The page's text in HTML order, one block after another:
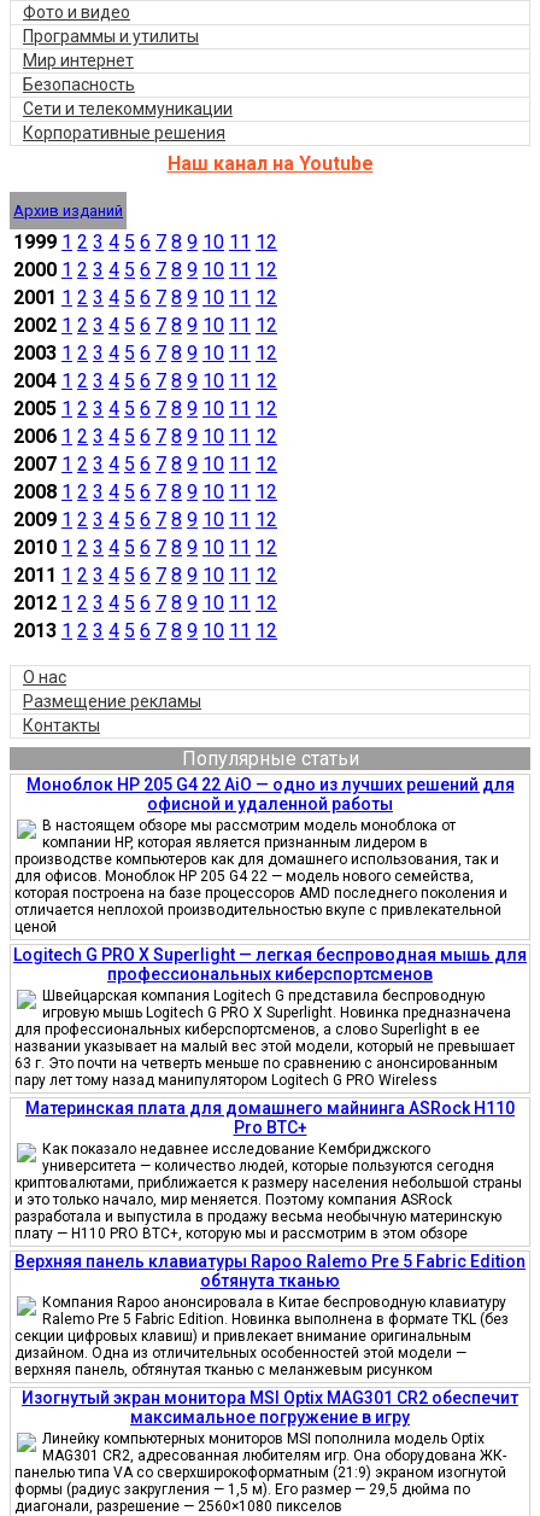
Фото и видео
Программы и утилиты
Мир интернет
Безопасность
Сети и телекоммуникации
Корпоративные решения
Наш канал на Youtube
Архив изданий
1999 1 2 3 4 5 6 7 8 9 10 11 12
2000 1 2 3 4 5 6 7 8 9 10 11 12
2001 1 2 3 4 5 6 7 8 9 10 11 12
2002 1 2 3 4 5 6 7 8 9 10 11 12
2003 1 2 3 4 5 6 7 8 9 10 11 12
2004 1 2 3 4 5 6 7 8 9 10 11 12
2005 1 2 3 4 5 6 7 8 9 10 11 12
2006 1 2 3 4 5 6 7 8 9 10 11 12
2007 1 2 3 4 5 6 7 8 9 10 11 12
2008 1 2 3 4 5 6 7 8 9 10 11 12
2009 1 2 3 4 5 6 7 8 9 10 11 12
2010 1 2 3 4 5 6 7 8 9 10 11 12
2011 1 2 3 4 5 6 7 8 9 10 11 12
2012 1 2 3 4 5 6 7 8 9 10 11 12
2013 1 2 3 4 5 6 7 8 9 10 11 12
О нас
Размещение рекламы
Контакты
Популярные статьи
Моноблок HP 205 G4 22 AiO — одно из лучших решений для
офисной и удаленной работы
В настоящем обзоре мы рассмотрим модель моноблока от
компании HP, которая является признанным лидером в
производстве компьютеров как для домашнего использования, так и
для офисов. Моноблок HP 205 G4 22 — модель нового семейства,
которая построена на базе процессоров AMD последнего поколения и
отличается неплохой производительностью вкупе с привлекательной
ценой
Logitech G PRO X Superlight — легкая беспроводная мышь для
профессиональных киберспортсменов
Швейцарская компания Logitech G представила беспроводную
игровую мышь Logitech G PRO X Superlight. Новинка предназначена
для профессиональных киберспортсменов, а слово Superlight в ее
названии указывает на малый вес этой модели, который не превышает
63 г. Это почти на четверть меньше по сравнению с анонсированным
пару лет тому назад манипулятором Logitech G PRO Wireless
Материнская плата для домашнего майнинга ASRock H110
Pro BTC+
Как показало недавнее исследование Кембриджского
университета — количество людей, которые пользуются сегодня
криптовалютами, приближается к размеру населения небольшой страны
и это только начало, мир меняется. Поэтому компания ASRock
разработала и выпустила в продажу весьма необычную материнскую
плату — H110 PRO BTC+, которую мы и рассмотрим в этом обзоре
Верхняя панель клавиатуры Rapoo Ralemo Pre 5 Fabric Edition
обтянута тканью
Компания Rapoo анонсировала в Китае беспроводную клавиатуру
Ralemo Pre 5 Fabric Edition. Новинка выполнена в формате TKL (без
секции цифровых клавиш) и привлекает внимание оригинальным
дизайном. Одна из отличительных особенностей этой модели —
верхняя панель, обтянутая тканью с меланжевым рисунком
Изогнутый экран монитора MSI Optix MAG301 CR2 обеспечит
максимальное погружение в игру
Линейку компьютерных мониторов MSI пополнила модель Optix
MAG301 CR2, адресованная любителям игр. Она оборудована ЖК-
панелью типа VA со сверхширокоформатным (21:9) экраном изогнутой
формы (радиус закругления — 1,5 м). Его размер — 29,5 дюйма по
диагонали, разрешение — 2560×1080 пикселов